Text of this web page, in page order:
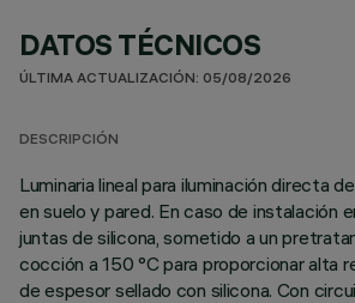
DATOS TÉCNICOS
ÚLTIMA ACTUALIZACIÓN: 05/08/2026
DESCRIPCIÓN
Luminaria lineal para iluminación directa
en suelo y pared. En caso de instalación
juntas de silicona, sometido a un
cocción a 150 °C para proporcionar alta
de espesor sellado con silicona. Con